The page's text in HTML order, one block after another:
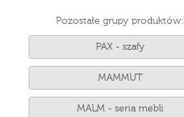
Pozostałe grupy produktów:
PAX - szafy
MAMMUT
MALM - seria mebli